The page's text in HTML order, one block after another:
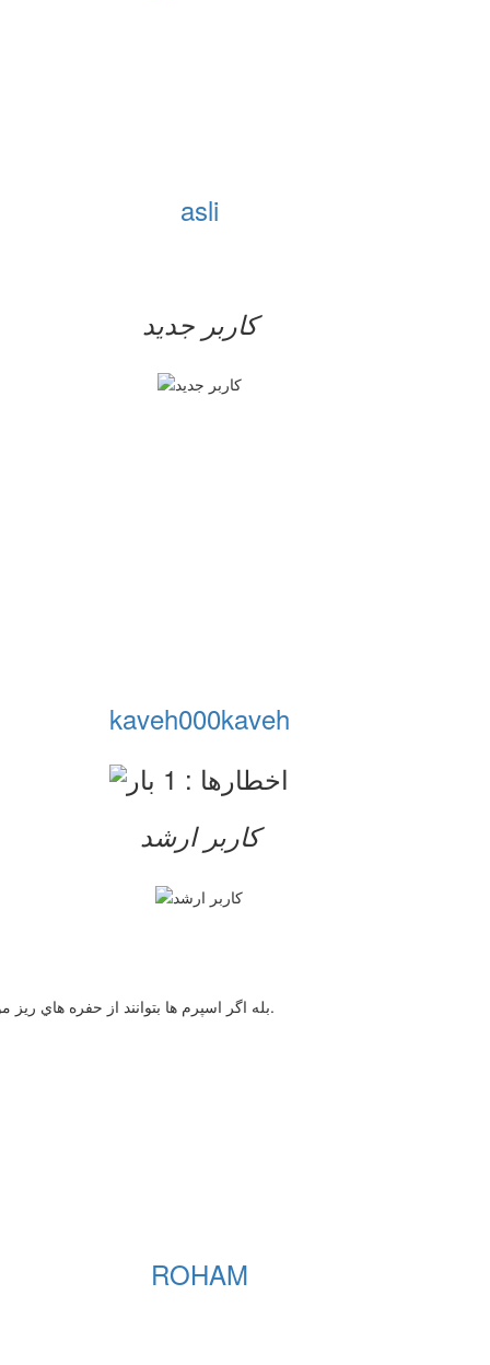
asli
کاربر جدید
kaveh000kaveh
کاربر ارشد
بله اگر اسپرم ها بتوانند از حفره هاي ريز موجود روي هايمن عبور كرده و خود را به تخمك ها برسانند بارداري صورت ميگيرد.
ROHAM